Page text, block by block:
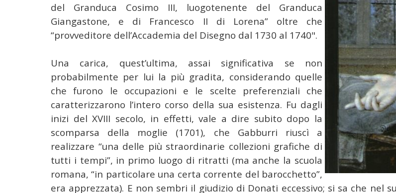
del Granduca Cosimo III, luogotenente del Granduca
Giangastone, e di Francesco II di Lorena” oltre che
“provveditore dell’Accademia del Disegno dal 1730 al 1740".
Una carica, quest’ultima, assai significativa se non
probabilmente per lui la più gradita, considerando quelle
che furono le occupazioni e le scelte preferenziali che
caratterizzarono l’intero corso della sua esistenza. Fu dagli
inizi del XVIII secolo, in effetti, vale a dire subito dopo la
scomparsa della moglie (1701), che Gabburri riuscì a
realizzare “una delle più straordinarie collezioni grafiche di
tutti i tempi”, in primo luogo di ritratti (ma anche la scuola
romana, “in particolare una certa corrente del barocchetto”,
era apprezzata). E non sembri il giudizio di Donati eccessivo; si sa che nel